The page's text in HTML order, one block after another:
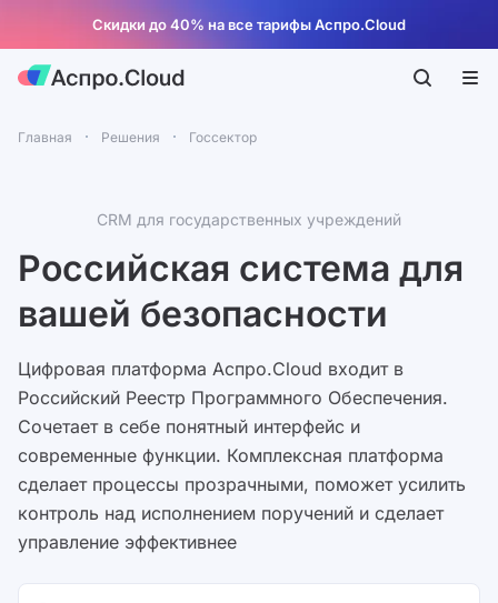
Скидки до 40% на все тарифы Аспро.Cloud
Главная Решения Госсектор
CRM для государственных учреждений
Российская система для
вашей безопасности
Цифровая платформа Аспро.Cloud входит в
Российский Реестр Программного Обеспечения.
Сочетает в себе понятный интерфейс и
современные функции. Комплексная платформа
сделает процессы прозрачными, поможет усилить
контроль над исполнением поручений и сделает
управление эффективнее